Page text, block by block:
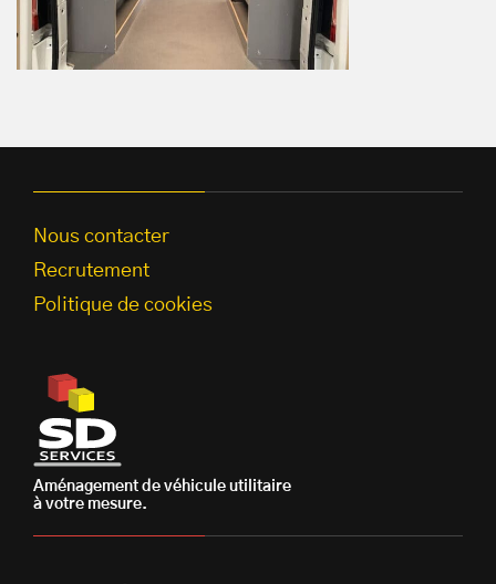
Nous contacter
Recrutement
Politique de cookies
Aménagement de véhicule utilitaire
à votre mesure.